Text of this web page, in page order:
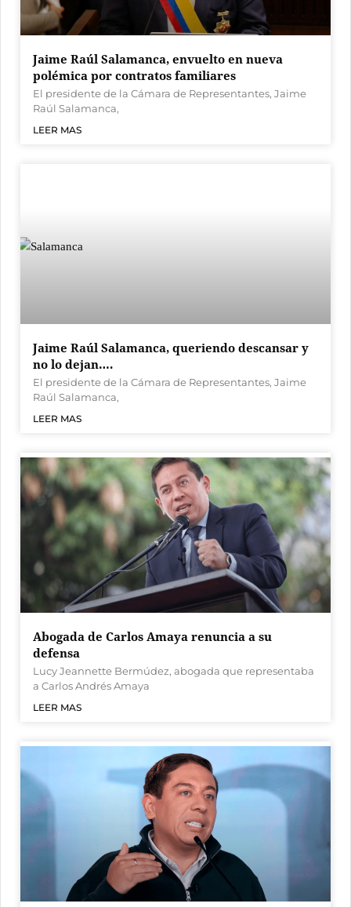
Jaime Raúl Salamanca, envuelto en nueva
polémica por contratos familiares
El presidente de la Cámara de Representantes, Jaime
Raúl Salamanca,
LEER MAS
Jaime Raúl Salamanca, queriendo descansar y
no lo dejan….
El presidente de la Cámara de Representantes, Jaime
Raúl Salamanca,
LEER MAS
Abogada de Carlos Amaya renuncia a su
defensa
Lucy Jeannette Bermúdez, abogada que representaba
a Carlos Andrés Amaya
LEER MAS